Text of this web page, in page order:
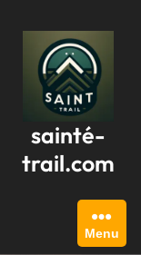
contenu
sainté-
trail.com
Menu